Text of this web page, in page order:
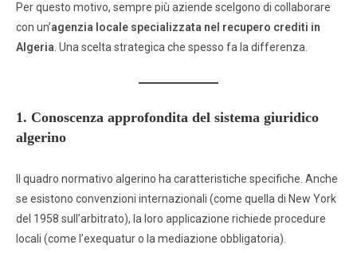
Per questo motivo, sempre più aziende scelgono di collaborare
con un’agenzia locale specializzata nel recupero crediti in
Algeria . Una scelta strategica che spesso fa la differenza.
1. Conoscenza approfondita del sistema giuridico
algerino
Il quadro normativo algerino ha caratteristiche specifiche. Anche
se esistono convenzioni internazionali (come quella di New York
del 1958 sull’arbitrato), la loro applicazione richiede procedure
locali (come l’exequatur o la mediazione obbligatoria).